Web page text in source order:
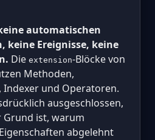
automatischen
keine Ereignisse, keine
Die extension-Blöcke von
Methoden,
Indexer und Operatoren.
ausgeschlossen,
Grund ist, warum
abgelehnt